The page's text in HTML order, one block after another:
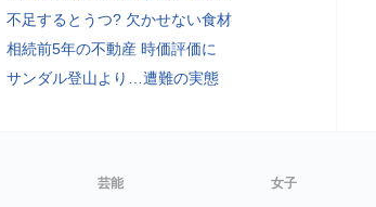
不足するとうつ? 欠かせない食材
相続前5年の不動産 時価評価に
サンダル登山より…遭難の実態
芸能 女子